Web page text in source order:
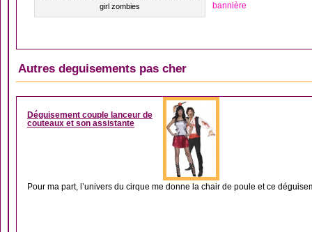
girl zombies
bannière
Autres deguisements pas cher
DÉGUISEMENT
Déguisement couple lanceur de
couteaux et son assistante
Pour ma part, l’univers du cirque me donne la chair de poule et ce